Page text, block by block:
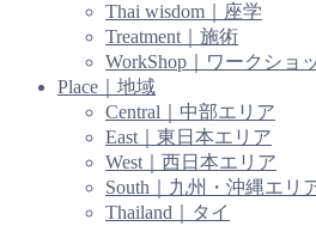
Thai wisdom｜座学
Treatment｜施術
WorkShop｜ワークショ
Place｜地域
Central｜中部エリア
East｜東日本エリア
West｜西日本エリア
South｜九州・沖縄エリ
Thailand｜タイ